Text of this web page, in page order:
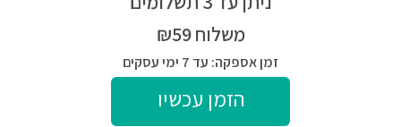
משלוח ₪59
זמן אספקה: עד 7 ימי עסקים